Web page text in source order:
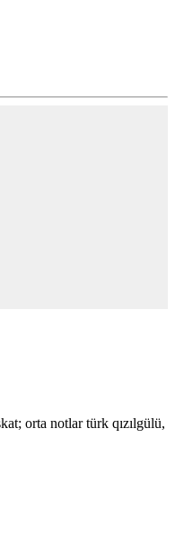
orta notlar türk qızılgülü,